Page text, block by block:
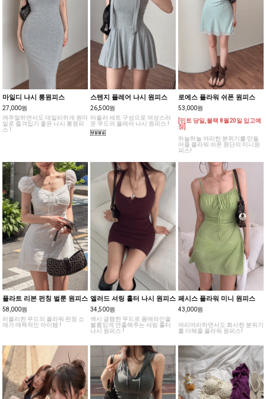
마일디 나시 롱원피스
27,000원
캐주얼하면서도 데일리하게 원마
일로 즐겨입기 좋은 나시 롱원피
스 !
스텐지 플레어 나시 원피스
26,500원
머플러 세트 구성으로 여성스러
운 무드의 플레어 나시 원피스 !
로에스 플라워 쉬폰 원피스
53,000원
[민트 당일,블랙 8월20일 입고예
정]
하늘하늘 여리한 분위기를 만들
어줄 플라워 쉬폰 원단의 미니원
피스!
플라트 리본 펀칭 벌룬 원피스
58,000원
러블리한 무드의 플라워 펀칭 소
재가 매력적인 아이템 !
엘러드 셔링 홀터 나시 원피스
34,500원
섹시 글램한 무드로 몸매라인을
볼륨있게 연출해주는 셔링 홀터
나시 원피스 !
페시스 플라워 미니 원피스
43,000원
여리여리하면서도 화사한 분위기
를 더해줄 플라워 원피스!